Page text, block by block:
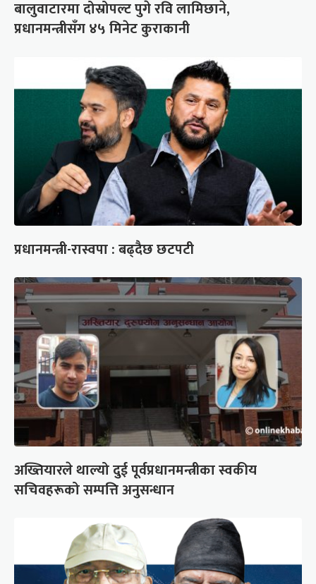
बालुवाटारमा दोस्रोपल्ट पुगे रवि लामिछाने,
प्रधानमन्त्रीसँग ४५ मिनेट कुराकानी
प्रधानमन्त्री-रास्वपा : बढ्दैछ छटपटी
अख्तियारले थाल्यो दुई पूर्वप्रधानमन्त्रीका स्वकीय
सचिवहरूको सम्पत्ति अनुसन्धान